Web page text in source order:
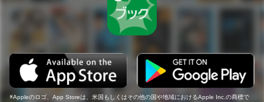
Appleのロゴ、App Storeは、米国もしくはその他の国や地域におけるApple Inc.の商標で